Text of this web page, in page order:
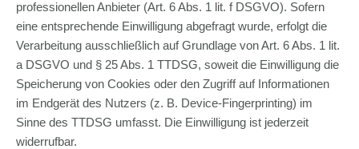
professionellen Anbieter (Art. 6 Abs. 1 lit. f DSGVO). Sofern
eine entsprechende Einwilligung abgefragt wurde, erfolgt die
Verarbeitung ausschließlich auf Grundlage von Art. 6 Abs. 1 lit.
a DSGVO und § 25 Abs. 1 TTDSG, soweit die Einwilligung die
Speicherung von Cookies oder den Zugriff auf Informationen
im Endgerät des Nutzers (z. B. Device-Fingerprinting) im
Sinne des TTDSG umfasst. Die Einwilligung ist jederzeit
widerrufbar.